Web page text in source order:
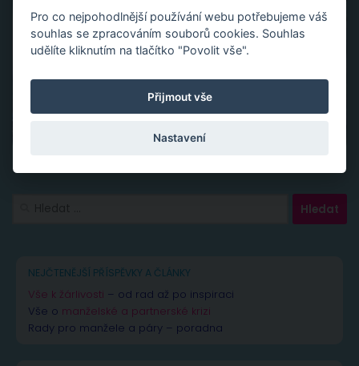
NEJČTENĚJŠÍ PŘÍSPĚVKY A ČLÁNKY
Vše k žárlivosti – od rad až po inspiraci
Vše o manželské a partnerské krizi
Rady pro manžele a páry – poradna
Pro co nejpohodlnější používání webu potřebujeme váš
souhlas se zpracováním souborů cookies. Souhlas
udělíte kliknutím na tlačítko "Povolit vše".
Přijmout vše
Nastavení